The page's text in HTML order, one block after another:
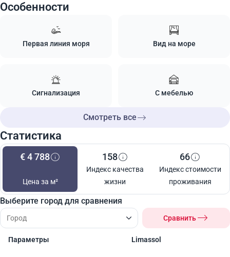
Особенности
Первая линия моря Вид на море
Сигнализация С мебелью
Смотреть все
Статистика
€ 4 788
Цена за м²
158
Индекс качества
жизни
66
Индекс стоимости
проживания
Выберите город для сравнения
Сравнить
Параметры Limassol